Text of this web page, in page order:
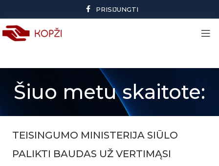
PRISIJUNGTI
Šiuo metu skaitote:
TEISINGUMO MINISTERIJA SIŪLO
PALIKTI BAUDAS UŽ VERTIMĄSI